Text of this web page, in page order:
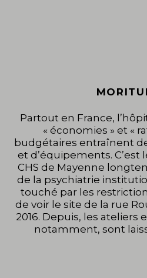
Partout en France,
« économies » et «
budgétaires entraînent
et d’équipements. C’est
CHS de Mayenne
de la psychiatrie
touché par les
de voir le site de la rue
2016. Depuis, les ateliers
notamment, sont